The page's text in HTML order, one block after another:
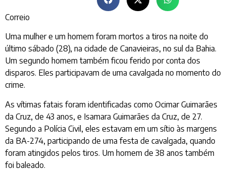
Correio
Uma mulher e um homem foram mortos a tiros na noite do
último sábado (28), na cidade de Canavieiras, no sul da Bahia.
Um segundo homem também ficou ferido por conta dos
disparos. Eles participavam de uma cavalgada no momento do
crime.
As vítimas fatais foram identificadas como Ocimar Guimarães
da Cruz, de 43 anos, e Isamara Guimarães da Cruz, de 27.
Segundo a Polícia Civil, eles estavam em um sítio às margens
da BA-274, participando de uma festa de cavalgada, quando
foram atingidos pelos tiros. Um homem de 38 anos também
foi baleado.